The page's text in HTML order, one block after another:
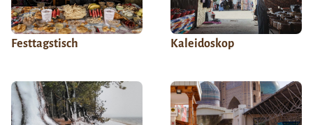
Festtagstisch Kaleidoskop